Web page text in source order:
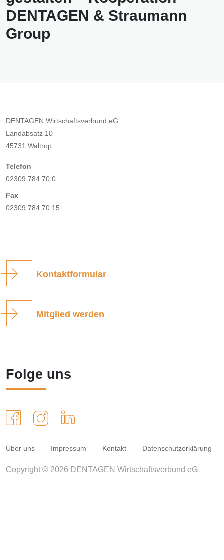
DENTAGEN & Straumann
Group
DENTAGEN Wirtschaftsverbund eG
Landabsatz 10
45731 Waltrop
Telefon
02309 784 70 0
Fax
02309 784 70 15
Kontaktformular
Mitglied werden
Folge uns
Über uns Impressum Kontakt Datenschutzerklärung
Copyright © 2026 DENTAGEN Wirtschaftsverbund eG